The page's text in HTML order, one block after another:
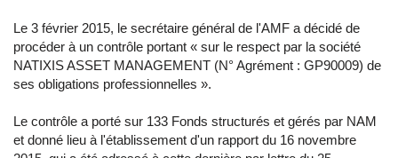
Le 3 février 2015, le secrétaire général de l'AMF a décidé de
procéder à un contrôle portant « sur le respect par la société
NATIXIS ASSET MANAGEMENT (N° Agrément : GP90009) de
ses obligations professionnelles ».
Le contrôle a porté sur 133 Fonds structurés et gérés par NAM
et donné lieu à l'établissement d'un rapport du 16 novembre